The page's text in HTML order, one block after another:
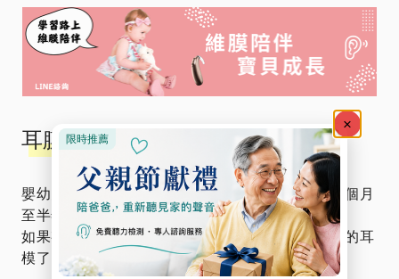
耳膜更換頻率
嬰幼兒的耳形會隨著年齡的增長而改變，大約每三個月
至半年就須換新的耳模。
如果有以下任何情形發生，則表示您的孩子需要新的耳
模了：